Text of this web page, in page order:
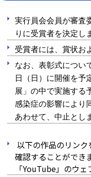
実行員会会員が審査
りに受賞者を決定し
受賞者には、賞状お
なお、表彰式につい
日（日）に開催を予
展」の中で実施する
感染症の影響により
あわせて、中止とし
以下の作品のリンク
確認することができ
「YouTube」のウェ